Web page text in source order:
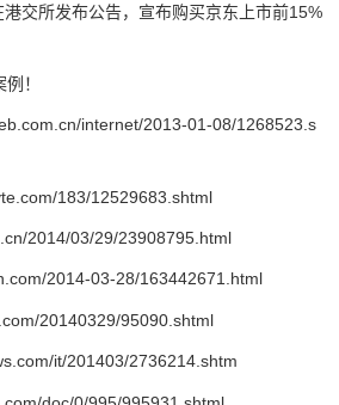
交所发布公告，宣布购买京东上市前15%
！
internet/2013-01-08/1268523.s
183/12529683.shtml
2014/03/29/23908795.html
2014-03-28/163442671.html
20140329/95090.shtml
it/201403/2736214.shtm